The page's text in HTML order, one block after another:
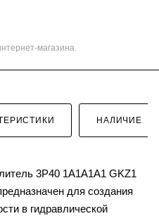
магазина.
НАЛИЧИЕ
3P40 1A1A1A1 GKZ1
для создания
в гидравлической